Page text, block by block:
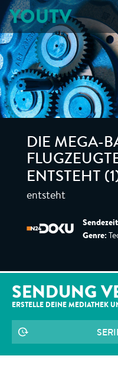
YOUTV
DIE MEGA-
ENTSTEHT
entsteht
Genre:
SENDUNG
ERSTELLE DEINE MEDIATHEK